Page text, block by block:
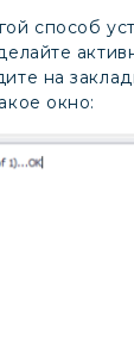
способ
на
окно: